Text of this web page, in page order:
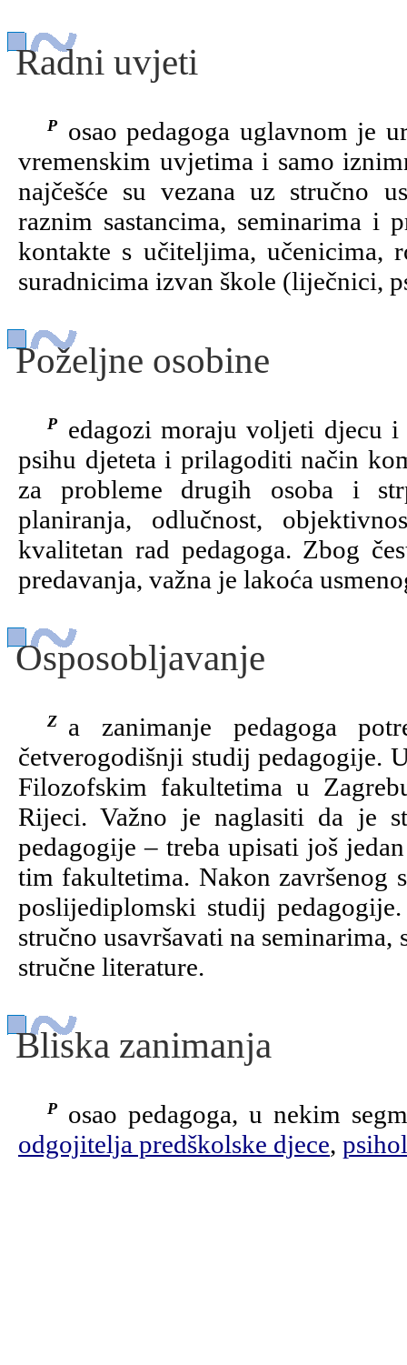
Radni uvjeti
Posao pedagoga uglavnom je uredski. Pedagozi nisu izloženi nepovoljnim
vremenskim uvjetima i samo
najčešće su vezana uz stručno
raznim sastancima, seminarima i
kontakte s učiteljima, učenicima,
suradnicima izvan škole (liječnici,
Poželjne osobine
Pedagozi moraju voljeti djecu i rad s djecom. Posebno je važno poznavati
psihu djeteta i prilagoditi način
za probleme drugih osoba i
planiranja, odlučnost,
kvalitetan rad pedagoga. Zbog
predavanja, važna je lakoća
Osposobljavanje
Za zanimanje pedagoga potrebno je, nakon srednje škole, završiti
četverogodišnji studij pedagogije.
Filozofskim fakultetima u
Rijeci. Važno je naglasiti da je
pedagogije – treba upisati još
tim fakultetima. Nakon završenog
poslijediplomski studij
stručno usavršavati na
stručne literature.
Bliska zanimanja
Posao pedagoga, u nekim
odgojitelja predškolske djece,